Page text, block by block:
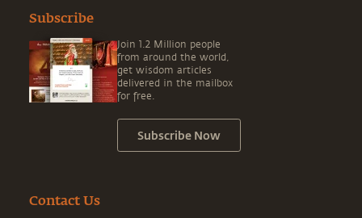
Subscribe
Join 1.2 Million people
from around the world,
get wisdom articles
delivered in the mailbox
for free.
Subscribe Now
Contact Us